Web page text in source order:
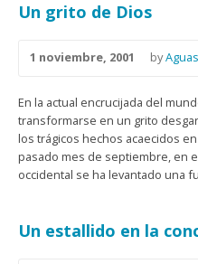
Un grito de Dios
1 noviembre, 2001 by
En la actual encrucijada del
transformarse en un grito
los trágicos hechos acaecidos
pasado mes de septiembre, en
occidental se ha levantado una
Un estallido en la